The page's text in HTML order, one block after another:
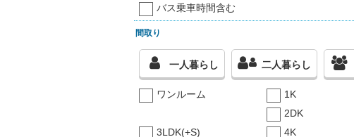
バス乗車時間含む
間取り
一人暮らし 二人暮らし
ワンルーム 1K
2DK
3LDK(+S)
4K